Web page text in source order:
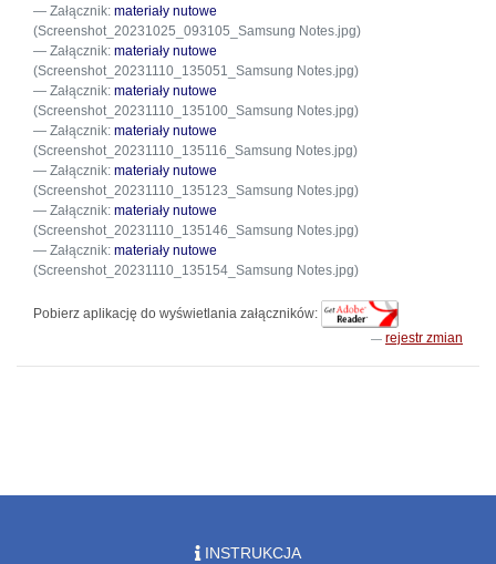
Załącznik: materiały nutowe
(Screenshot_20231025_093105_Samsung Notes.jpg)
Załącznik: materiały nutowe
(Screenshot_20231110_135051_Samsung Notes.jpg)
Załącznik: materiały nutowe
(Screenshot_20231110_135100_Samsung Notes.jpg)
Załącznik: materiały nutowe
(Screenshot_20231110_135116_Samsung Notes.jpg)
Załącznik: materiały nutowe
(Screenshot_20231110_135123_Samsung Notes.jpg)
Załącznik: materiały nutowe
(Screenshot_20231110_135146_Samsung Notes.jpg)
Załącznik: materiały nutowe
(Screenshot_20231110_135154_Samsung Notes.jpg)
Pobierz aplikację do wyświetlania załączników:
rejestr zmian
INSTRUKCJA